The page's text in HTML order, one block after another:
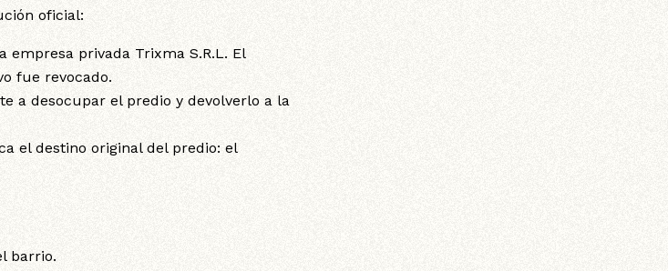
oficial:
empresa privada Trixma S.R.L. El
fue revocado.
a desocupar el predio y devolverlo a la
el destino original del predio: el
barrio.